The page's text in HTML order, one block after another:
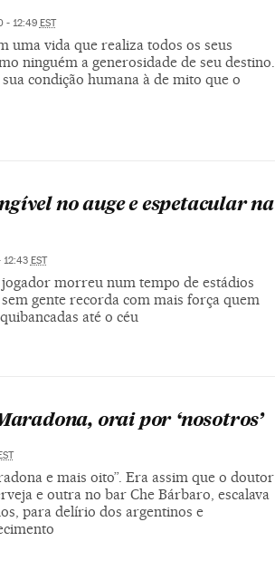
- 12:49 EST
uma vida que realiza todos os seus
ninguém a generosidade de seu destino.
condição humana à de mito que o
no auge e espetacular na
12:43 EST
morreu num tempo de estádios
gente recorda com mais força quem
até o céu
orai por ‘nosotros’
EST
e mais oito”. Era assim que o doutor
e outra no bar Che Bárbaro, escalava
para delírio dos argentinos e